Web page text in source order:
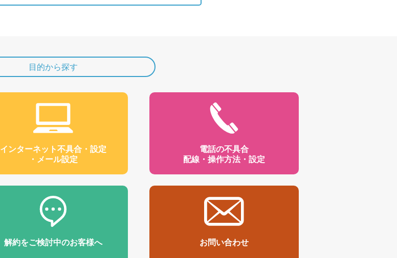
目的から探す
インターネット不具合・設定
・メール設定
電話の不具合
配線・操作方法・設定
解約をご検討中のお客様へ お問い合わせ